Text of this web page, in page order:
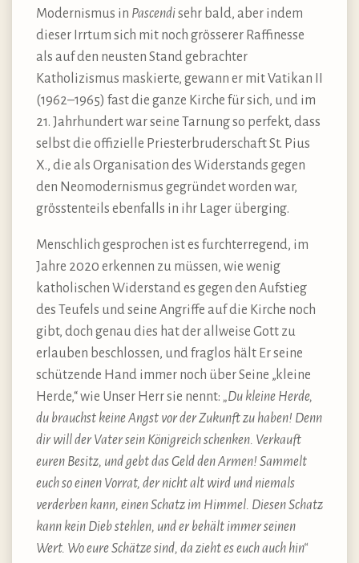
Modernismus in Pascendisehr bald, aber indem
dieser Irrtum sich mit noch grösserer Raffinesse
als auf den neusten Stand gebrachter
Katholizismus maskierte, gewann er mit Vatikan II
(1962–1965) fast die ganze Kirche für sich, und im
21. Jahrhundert war seine Tarnung so perfekt, dass
selbst die offizielle Priesterbruderschaft St. Pius
X., die als Organisation des Widerstands gegen
den Neomodernismus gegründet worden war,
grösstenteils ebenfalls in ihr Lager überging.
Menschlich gesprochen ist es furchterregend, im
Jahre 2020 erkennen zu müssen, wie wenig
katholischen Widerstand es gegen den Aufstieg
des Teufels und seine Angriffe auf die Kirche noch
gibt, doch genau dies hat der allweise Gott zu
erlauben beschlossen, und fraglos hält Er seine
schützende Hand immer noch über Seine „kleine
Herde,“ wie Unser Herr sie nennt: „Du kleine Herde,
du brauchst keine Angst vor der Zukunft zu haben! Denn
dir will der Vater sein Königreich schenken. Verkauft
euren Besitz, und gebt das Geld den Armen! Sammelt
euch so einen Vorrat, der nicht alt wird und niemals
verderben kann, einen Schatz im Himmel. Diesen Schatz
kann kein Dieb stehlen, und er behält immer seinen
Wert. Wo eure Schätze sind, da zieht es euch auch hin“